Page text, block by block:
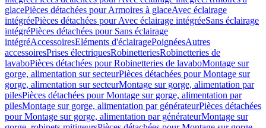
glacePièces détachées pour Armoires à glaceAvec éclairage
intégréePièces détachées pour Avec éclairage intégréeSans éclairage
intégréPièces détachées pour Sans éclairage
intégréAccessoiresEléments d'éclairagePoignéesAutres
accessoiresPrises électriquesRobinetteriesRobinetteries de
lavaboPièces détachées pour Robinetteries de lavaboMontage sur
gorge, alimentation sur secteurPièces détachées pour Montage sur
gorge, alimentation sur secteurMontage sur gorge, alimentation par
pilesPièces détachées pour Montage sur gorge, alimentation par
pilesMontage sur gorge, alimentation par générateurPièces détachées
pour Montage sur gorge, alimentation par générateurMontage sur